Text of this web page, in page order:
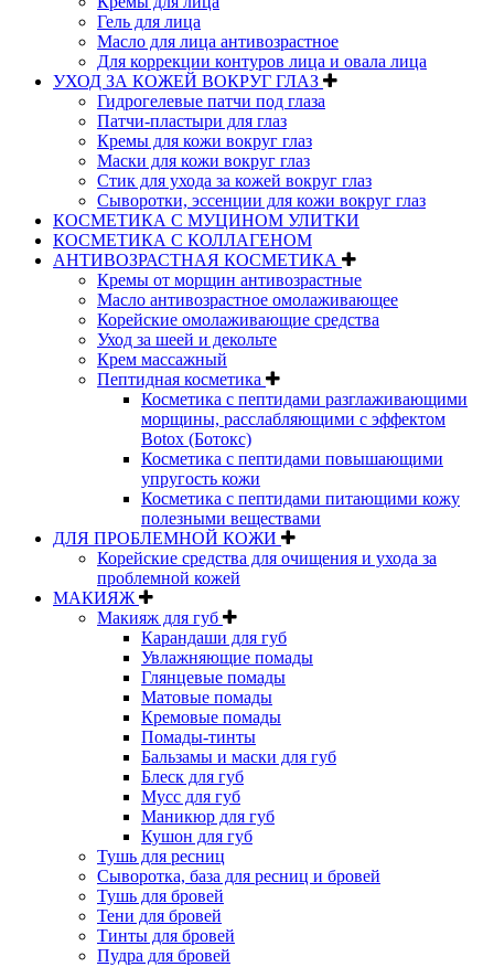
Гель для лица
Масло для лица антивозрастное
Для коррекции контуров лица и овала лица
УХОД ЗА КОЖЕЙ ВОКРУГ ГЛАЗ
Гидрогелевые патчи под глаза
Патчи-пластыри для глаз
Кремы для кожи вокруг глаз
Маски для кожи вокруг глаз
Стик для ухода за кожей вокруг глаз
Сыворотки, эссенции для кожи вокруг глаз
КОСМЕТИКА С МУЦИНОМ УЛИТКИ
КОСМЕТИКА С КОЛЛАГЕНОМ
АНТИВОЗРАСТНАЯ КОСМЕТИКА
Кремы от морщин антивозрастные
Масло антивозрастное омолаживающее
Корейские омолаживающие средства
Уход за шеей и декольте
Крем массажный
Пептидная косметика
Косметика с пептидами разглаживающими
морщины, расслабляющими с эффектом
Botox (Ботокс)
Косметика с пептидами повышающими
упругость кожи
Косметика с пептидами питающими кожу
полезными веществами
ДЛЯ ПРОБЛЕМНОЙ КОЖИ
Корейские средства для очищения и ухода за
проблемной кожей
МАКИЯЖ
Макияж для губ
Карандаши для губ
Увлажняющие помады
Глянцевые помады
Матовые помады
Кремовые помады
Помады-тинты
Бальзамы и маски для губ
Блеск для губ
Мусс для губ
Маникюр для губ
Кушон для губ
Тушь для ресниц
Сыворотка, база для ресниц и бровей
Тушь для бровей
Тени для бровей
Тинты для бровей
Пудра для бровей